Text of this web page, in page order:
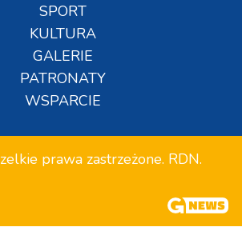
SPORT
KULTURA
GALERIE
PATRONATY
WSPARCIE
prawa zastrzeżone. RDN.